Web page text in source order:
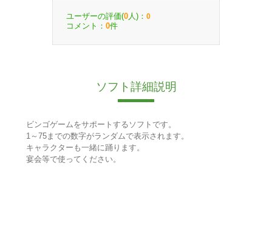
ユーザーの評価(0 人)： 0
コメント： 0件
ソフト詳細説明
ビンゴゲームをサポートするソフトです。
1～75までの数字がランダムで表示されます。
キャラクターも一緒に踊ります。
宴会等で使ってください。